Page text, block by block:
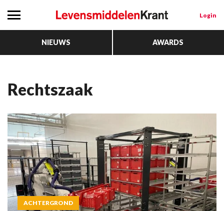
Login
NIEUWS AWARDS
rechtszaak
ACHTERGROND